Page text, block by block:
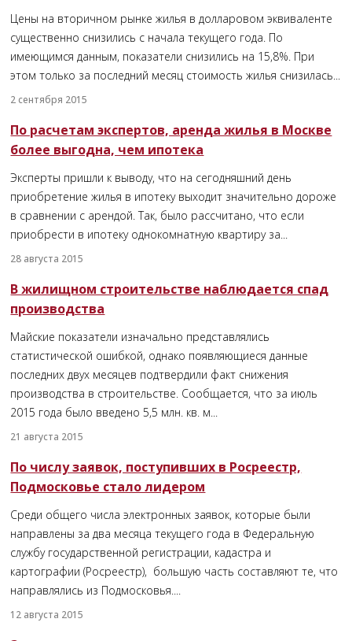
Цены на вторичном рынке жилья в долларовом эквиваленте
существенно снизились с начала текущего года. По
имеющимся данным, показатели снизились на 15,8%. При
этом только за последний месяц стоимость жилья снизилась...
2 сентября 2015
По расчетам экспертов, аренда жилья в Москве
более выгодна, чем ипотека
Эксперты пришли к выводу, что на сегодняшний день
приобретение жилья в ипотеку выходит значительно дороже
в сравнении с арендой. Так, было рассчитано, что если
приобрести в ипотеку однокомнатную квартиру за...
28 августа 2015
В жилищном строительстве наблюдается спад
производства
Майские показатели изначально представлялись
статистической ошибкой, однако появляющиеся данные
последних двух месяцев подтвердили факт снижения
производства в строительстве. Сообщается, что за июль
2015 года было введено 5,5 млн. кв. м...
21 августа 2015
По числу заявок, поступивших в Росреестр,
Подмосковье стало лидером
Среди общего числа электронных заявок, которые были
направлены за два месяца текущего года в Федеральную
службу государственной регистрации, кадастра и
картографии (Росреестр), большую часть составляют те, что
направлялись из Подмосковья....
12 августа 2015